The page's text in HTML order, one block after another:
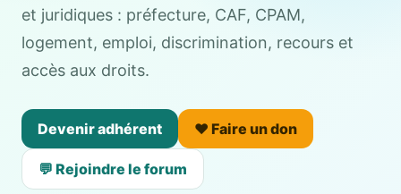
et juridiques : préfecture, CAF, CPAM,
logement, emploi, discrimination, recours et
accès aux droits.
Devenir adhérent ❤️ Faire un don
💬 Rejoindre le forum